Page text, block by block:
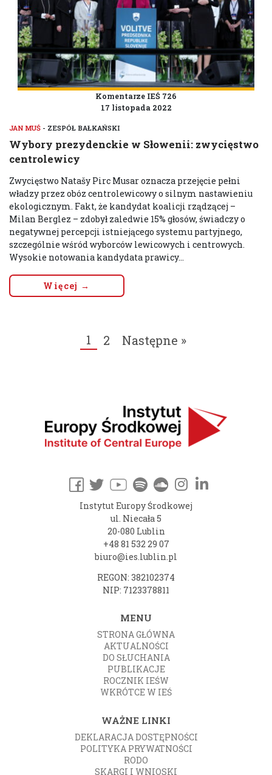
Komentarze IEŚ 726
17 listopada 2022
JAN MUŚ - ZESPÓŁ BAŁKAŃSKI
Wybory prezydenckie w Słowenii: zwycięstwo
centrolewicy
Zwycięstwo Natašy Pirc Musar oznacza przejęcie pełni
władzy przez obóz centrolewicowy o silnym nastawieniu
ekologicznym. Fakt, że kandydat koalicji rządzącej –
Milan Berglez – zdobył zaledwie 15% głosów, świadczy o
negatywnej percepcji istniejącego systemu partyjnego,
szczególnie wśród wyborców lewicowych i centrowych.
Wysokie notowania kandydata prawicy...
Więcej →
1 2 Następne »
Instytut Europy Środkowej
ul. Niecała 5
20-080 Lublin
+48 81 532 29 07
biuro@ies.lublin.pl
REGON: 382102374
NIP: 7123378811
MENU
STRONA GŁÓWNA
AKTUALNOŚCI
DO SŁUCHANIA
PUBLIKACJE
ROCZNIK IEŚW
WKRÓTCE W IEŚ
WAŻNE LINKI
DEKLARACJA DOSTĘPNOŚCI
POLITYKA PRYWATNOŚCI
RODO
SKARGI I WNIOSKI